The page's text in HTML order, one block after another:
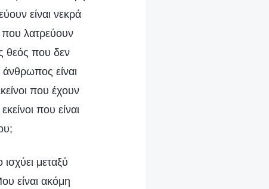
είναι νεκρά
που λατρεύουν
θεός που δεν
είναι
που έχουν
που είναι
μεταξύ
είναι ακόμη